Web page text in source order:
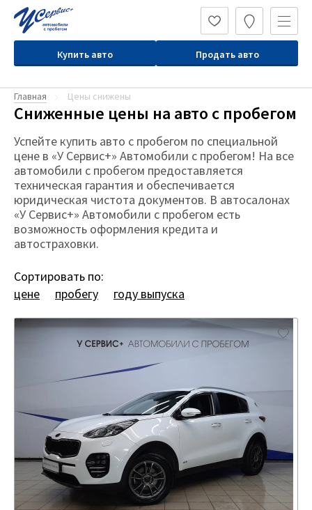
Купить авто Продать авто
Главная Цены снижены
Сниженные цены на авто с пробегом
Успейте купить авто с пробегом по специальной
цене в «У Сервис+» Автомобили с пробегом! На все
автомобили с пробегом предоставляется
техническая гарантия и обеспечивается
юридическая чистота документов. В автосалонах
«У Сервис+» Автомобили с пробегом есть
возможность оформления кредита и
автостраховки.
Сортировать по:
цене
пробегу году выпуска